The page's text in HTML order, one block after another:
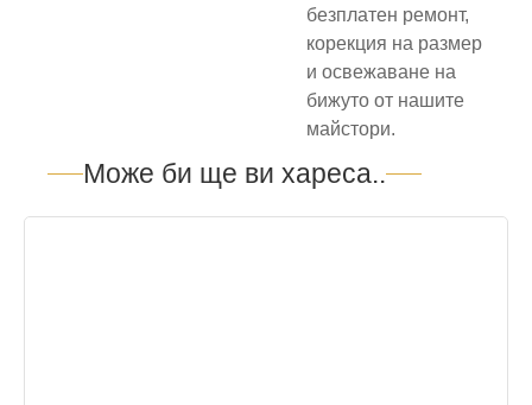
безплатен ремонт,
корекция на размер
и освежаване на
бижуто от нашите
майстори.
Може би ще ви хареса..